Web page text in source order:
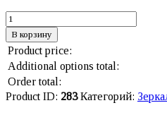
В корзину
Product price:
Additional options total:
Order total:
Product ID: 283 Категорий: